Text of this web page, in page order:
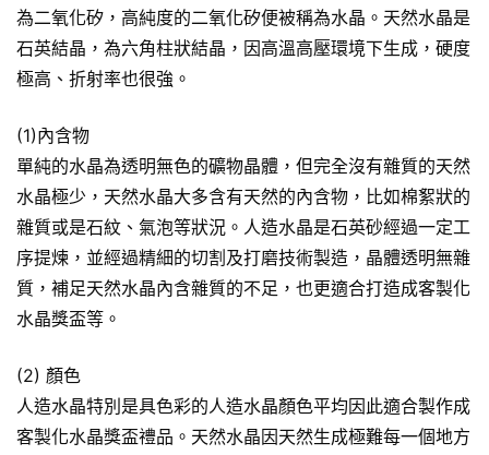
為二氧化矽，高純度的二氧化矽便被稱為水晶。天然水晶是
石英結晶，為六角柱狀結晶，因高溫高壓環境下生成，硬度
極高、折射率也很強。
(1)內含物
單純的水晶為透明無色的礦物晶體，但完全沒有雜質的天然
水晶極少，天然水晶大多含有天然的內含物，比如棉絮狀的
雜質或是石紋、氣泡等狀況。人造水晶是石英砂經過一定工
序提煉，並經過精細的切割及打磨技術製造，晶體透明無雜
質，補足天然水晶內含雜質的不足，也更適合打造成客製化
水晶獎盃等。
(2) 顏色
人造水晶特別是具色彩的人造水晶顏色平均因此適合製作成
客製化水晶獎盃禮品。天然水晶因天然生成極難每一個地方